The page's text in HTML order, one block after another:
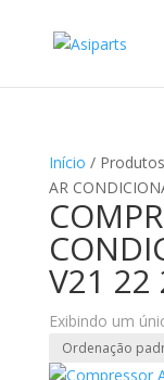
Início /
AR
V21 22
Exibindo um